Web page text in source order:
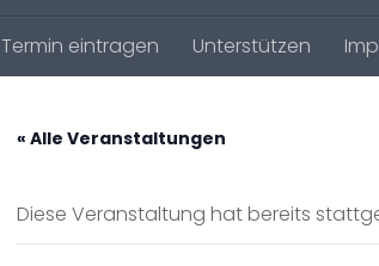
Termin eintragen Unterstützen
« Alle Veranstaltungen
Diese Veranstaltung hat bereits